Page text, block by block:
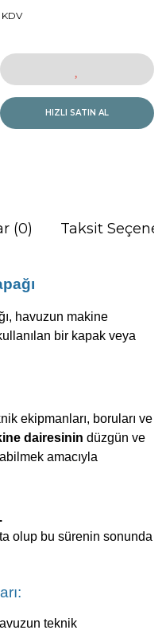
KDV
HIZLI SATIN AL
(0) Taksit
havuzun makine
bir kapak veya
ekipmanları, boruları ve
dairesinin düzgün ve
amacıyla
olup bu sürenin sonunda
teknik